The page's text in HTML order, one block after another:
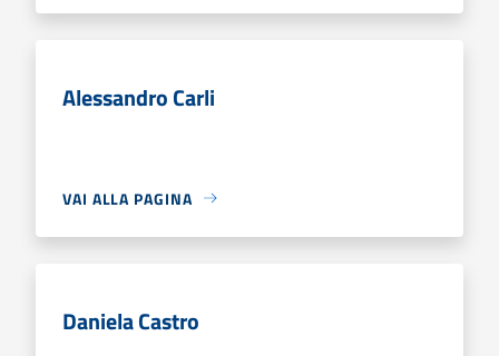
Alessandro Carli
VAI ALLA PAGINA
Daniela Castro